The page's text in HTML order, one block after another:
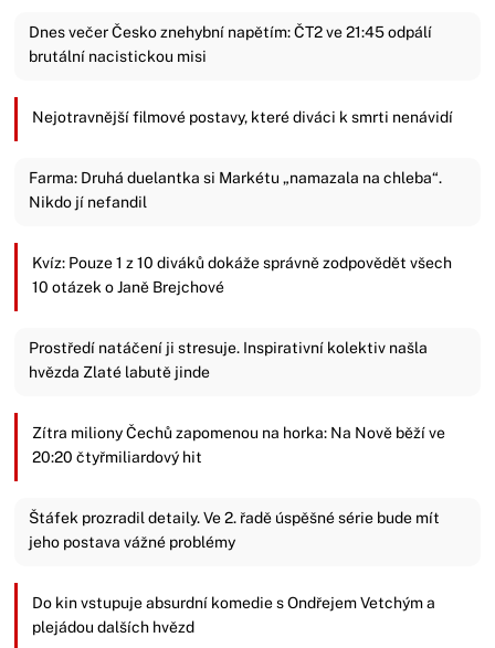
Dnes večer Česko znehybní napětím: ČT2 ve 21:45 odpálí
brutální nacistickou misi
Nejotravnější filmové postavy, které diváci k smrti nenávidí
Farma: Druhá duelantka si Markétu „namazala na chleba“.
Nikdo jí nefandil
Kvíz: Pouze 1 z 10 diváků dokáže správně zodpovědět všech
10 otázek o Janě Brejchové
Prostředí natáčení ji stresuje. Inspirativní kolektiv našla
hvězda Zlaté labutě jinde
Zítra miliony Čechů zapomenou na horka: Na Nově běží ve
20:20 čtyřmiliardový hit
Štáfek prozradil detaily. Ve 2. řadě úspěšné série bude mít
jeho postava vážné problémy
Do kin vstupuje absurdní komedie s Ondřejem Vetchým a
plejádou dalších hvězd